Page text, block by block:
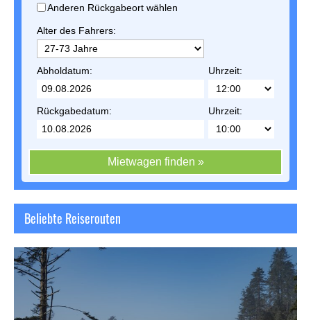
Anderen Rückgabeort wählen
Alter des Fahrers:
Abholdatum:
Rückgabedatum:
Uhrzeit:
Uhrzeit:
Mietwagen finden »
Beliebte Reiserouten